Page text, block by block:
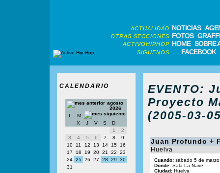
ACTUALIDAD NOTICIAS
OTRAS SECCIONES FOTOS
ACTIVOHIPHOP HOME SOBRE
SIGUENOS FACEBOOK
CALENDARIO
agosto
2026
L
M
X
J V S
D
1
2
3
4 5 6 7 8
9
10
11 12 13 14 15
16
17
18 19 20 21 22
23
24 25 26 27 28 29
30
31
EVENTO:
Proyecto
(2005-03-
Juan Profundo +
Huelva
Cuando:sábado 5 de
Donde:Sala La Nave
Ciudad:Huelva